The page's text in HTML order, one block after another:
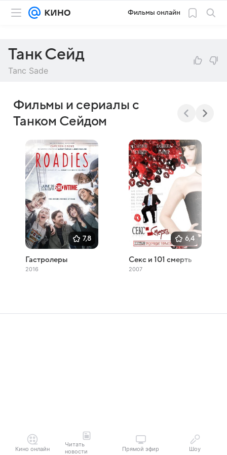
Фильмы онлайн
Танк Сейд
Tanc Sade
Фильмы и сериалы с
Танком Сейдом
7,8
Гастролеры
2016
6,4
Секс и 101 смерть
2007
Кино онлайн
Читать
новости
Прямой эфир Шоу